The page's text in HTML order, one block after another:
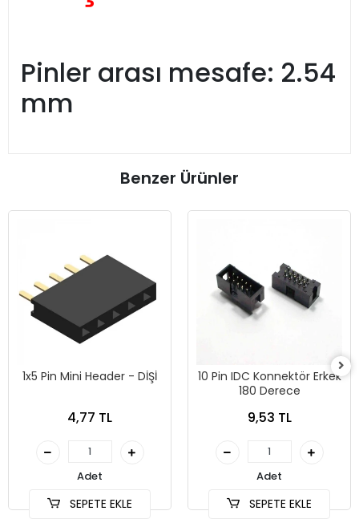
Pinler arası mesafe: 2.54
mm
Benzer Ürünler
1x5 Pin Mini Header - DİŞİ
4,77 TL
Adet
SEPETE EKLE
10 Pin IDC Konnektör Erkek
180 Derece
9,53 TL
Adet
SEPETE EKLE